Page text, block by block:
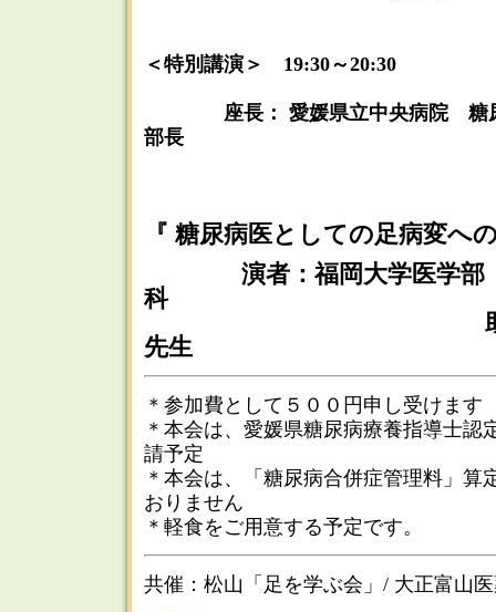
＜特別講演＞ 19:30～20:30
座長： 愛媛県立中央病院 糖尿
部長
『 糖尿病医としての足病変へ
演者：福岡大学医学部
科
助教 濵之
先生
＊参加費として５００円申し受けます
＊本会は、愛媛県糖尿病療養指導士認
請予定
＊本会は、「糖尿病合併症管理料」算
おりません
＊軽食をご用意する予定です。
共催：松山「足を学ぶ会」/ 大正富山